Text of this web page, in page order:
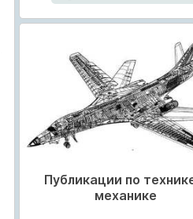
Публикации по
механике